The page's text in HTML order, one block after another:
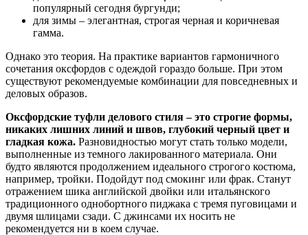
популярный сегодня бургунди;
для зимы – элегантная, строгая черная и коричневая
гамма.
Однако это теория. На практике вариантов гармоничного
сочетания оксфордов с одеждой гораздо больше. При этом
существуют рекомендуемые комбинации для повседневных и
деловых образов.
Оксфордские туфли делового стиля – это строгие формы,
никаких лишних линий и швов, глубокий черный цвет и
гладкая кожа. Разновидностью могут стать только модели,
выполненные из темного лакированного материала. Они
будто являются продолжением идеального строгого костюма,
например, тройки. Подойдут под смокинг или фрак. Станут
отражением шика английской двойки или итальянского
традиционного однобортного пиджака с тремя пуговицами и
двумя шлицами сзади. С джинсами их носить не
рекомендуется ни в коем случае.